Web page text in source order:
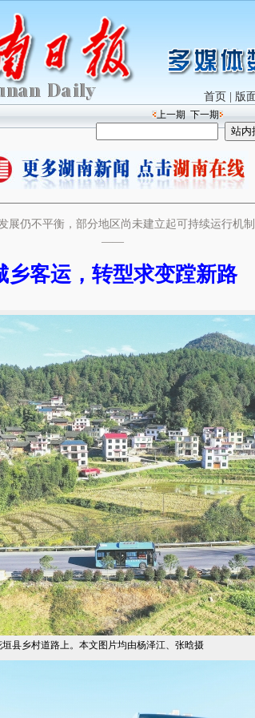
首页 版
上一期 下一期
展仍不平衡，部分地区尚未建立起可持续运行机
——
乡客运，转型求变蹚新路
县乡村道路上。本文图片均由杨泽江、张晗摄